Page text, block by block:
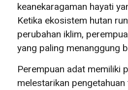
keanekaragaman hayati
Ketika ekosistem hutan
perubahan iklim,
yang paling menanggung
Perempuan adat memiliki
melestarikan